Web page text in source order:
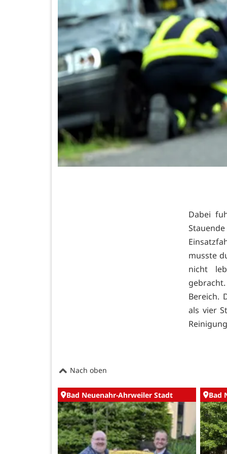
Dabei
musste
nicht
Bereich.
als vier
Nach oben
Bad Neuenahr-Ahrweiler Stadt Bad